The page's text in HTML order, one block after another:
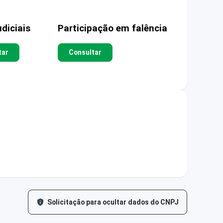
Participação em falência
Consultar
Solicitação para ocultar dados do CNPJ